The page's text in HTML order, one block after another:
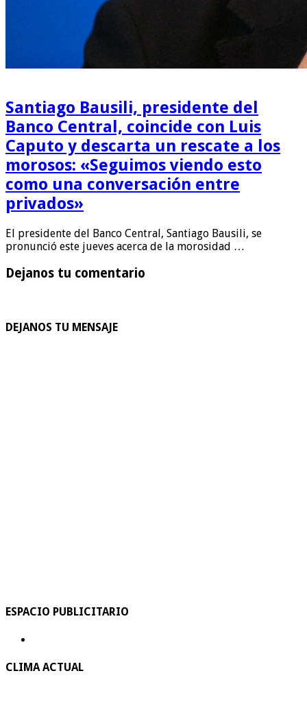
Santiago Bausili, presidente del
Banco Central, coincide con Luis
Caputo y descarta un rescate a los
morosos: «Seguimos viendo esto
como una conversación entre
privados»
El presidente del Banco Central, Santiago Bausili, se
pronunció este jueves acerca de la morosidad …
Dejanos tu comentario
DEJANOS TU MENSAJE
ESPACIO PUBLICITARIO
CLIMA ACTUAL